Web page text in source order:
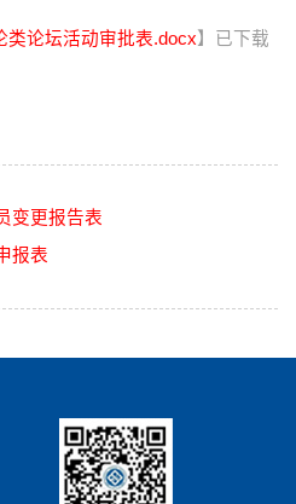
类论坛活动审批表.docx】已下载
变更报告表
报表